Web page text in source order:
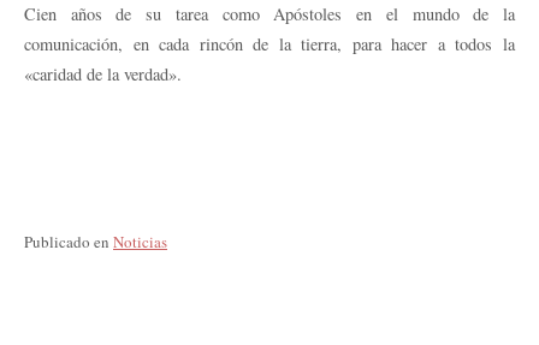
Cien años de su tarea como Apóstoles en el mundo de la
comunicación, en cada rincón de la tierra, para hacer a todos la
«caridad de la verdad».
Publicado en Noticias